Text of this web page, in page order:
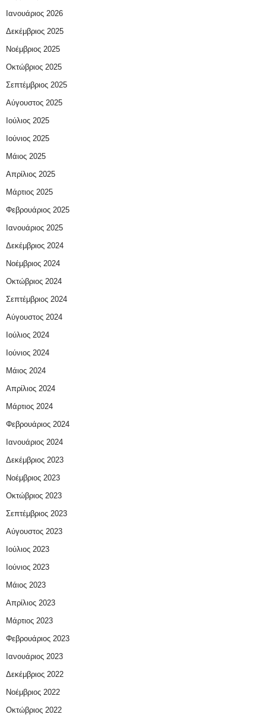
Ιανουάριος 2026
Δεκέμβριος 2025
Νοέμβριος 2025
Οκτώβριος 2025
Σεπτέμβριος 2025
Αύγουστος 2025
Ιούλιος 2025
Ιούνιος 2025
Μάιος 2025
Απρίλιος 2025
Μάρτιος 2025
Φεβρουάριος 2025
Ιανουάριος 2025
Δεκέμβριος 2024
Νοέμβριος 2024
Οκτώβριος 2024
Σεπτέμβριος 2024
Αύγουστος 2024
Ιούλιος 2024
Ιούνιος 2024
Μάιος 2024
Απρίλιος 2024
Μάρτιος 2024
Φεβρουάριος 2024
Ιανουάριος 2024
Δεκέμβριος 2023
Νοέμβριος 2023
Οκτώβριος 2023
Σεπτέμβριος 2023
Αύγουστος 2023
Ιούλιος 2023
Ιούνιος 2023
Μάιος 2023
Απρίλιος 2023
Μάρτιος 2023
Φεβρουάριος 2023
Ιανουάριος 2023
Δεκέμβριος 2022
Νοέμβριος 2022
Οκτώβριος 2022